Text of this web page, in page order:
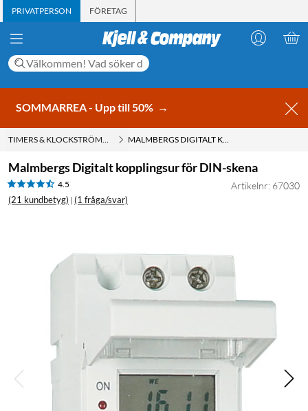
PRIVATPERSON FÖRETAG
SOMMARREA - Upp till 50% →
TIMERS & KLOCKSTRÖMBRYTARE MALMBERGS DIGITALT KOPPLINGSUR FÖR DIN-SKENA
Malmbergs Digitalt kopplingsur för DIN-skena
4.5
(21 kundbetyg) | (1 fråga/svar)
Artikelnr: 67030